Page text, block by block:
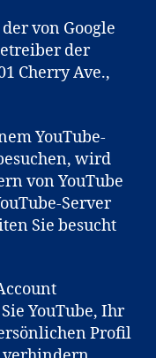
von Google
der
Cherry Ave.,
YouTube-
wird
von YouTube
Server
Sie besucht
YouTube, Ihr
Profil